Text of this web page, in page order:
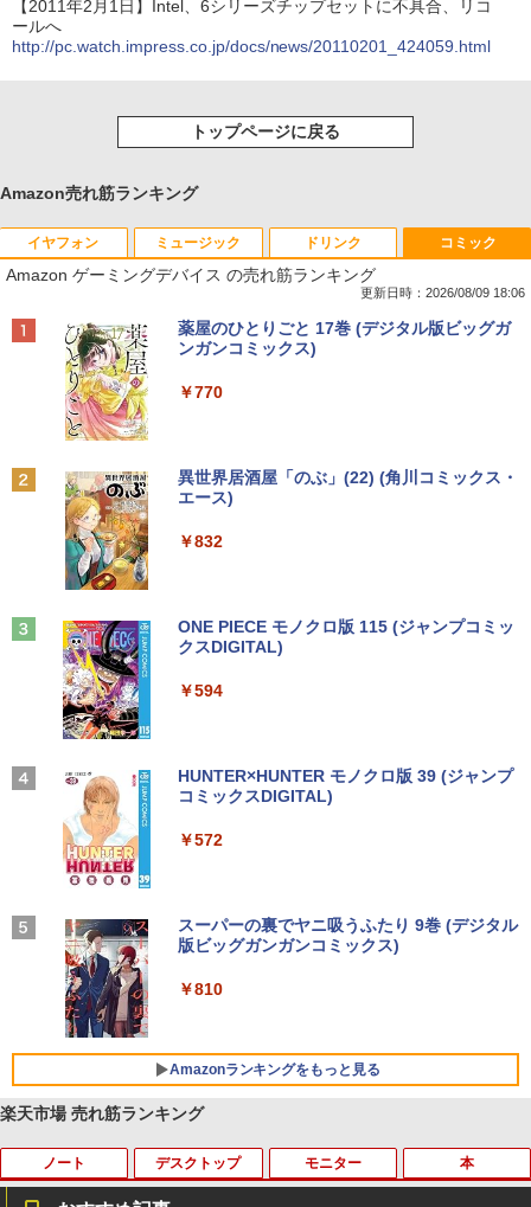
【2011年2月1日】Intel、6シリーズチップセットに不具合、リコ
ールへ
http://pc.watch.impress.co.jp/docs/news/20110201_424059.html
トップページに戻る
Amazon売れ筋ランキング
イヤフォン
Anker Soundcore P40i オフホワイト
Anker Soundcore P31i ブラック
Anker Soundcore Liberty 5 ミッドナイトブ
ラック
￥14,990
【2026年アップグレード版】AOKIMI ワイヤ
レスイヤホン bluetooth イヤホン V12 小型
るーとゅーす コードレス ENCノイズキャン
￥1,964
リング ANC 36時間再生
￥3,480
ミュージック
BRUCE WAYNE feat. Flo Milli, ATL Jacob
[Explicit]
￥250
BRUCE WAYNE feat. Flo Milli, ATL Jacob
[Explicit]
￥250
見知らぬ糸
On My Road (Stadium ver.)
On My Road (Stadium ver.)
ドリンク
【Amazon.co.jp限定】 い・ろ・は・す 2L P
ET ラベルレス ×8本
￥1,112
by Amazon 天然水 ラベルレス 500ml ×24本
富士山の天然水 バナジウム含有 水 ミネラル
ットル (Smart Basic)
by Amazon 炭酸水 ラベルレス 500ml ×24本
art Basic)
by Amazon 天然水ラベルレス 2L×9本
￥1,117
【Amazon.co.jp限定】 伊藤園 磨かれて、澄
] [ 水 ] [ ペットボトル ] [ 箱買い ] [ ストック
￥998
コミック
Amazon ゲーミングデバイス の売れ筋ランキング
更新日時：2026/08/09 18:06
薬屋のひとりごと 17巻 (デジタル版ビッグガ
ンガンコミックス)
￥770
異世界居酒屋「のぶ」(22) (角川コミックス・
エース)
￥832
ONE PIECE モノクロ版 115 (ジャンプコミッ
クスDIGITAL)
￥594
HUNTER×HUNTER モノクロ版 39 (ジャンプ
コミックスDIGITAL)
￥572
スーパーの裏でヤニ吸うふたり 9巻 (デジタル
版ビッグガンガンコミックス)
￥810
Amazonランキングをもっと見る
楽天市場 売れ筋ランキング
ノート デスクトップ モニター 本